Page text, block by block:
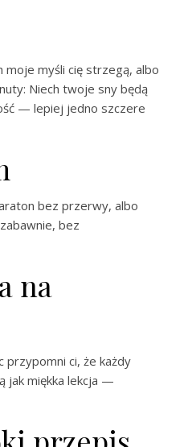
moje myśli cię strzegą, albo
Niech twoje sny będą
— lepiej jedno szczere
bez przerwy, albo
bez
na
przypomni ci, że każdy
jak miękka lekcja —